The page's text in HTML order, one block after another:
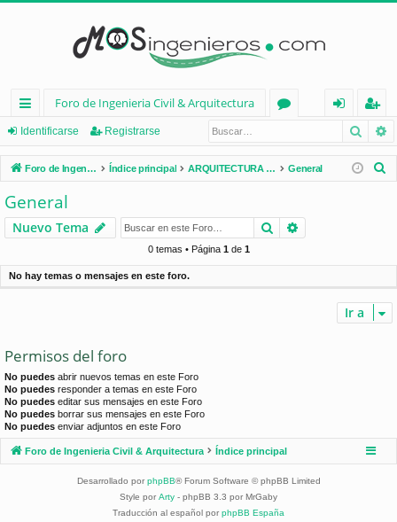
nl
ac
es
rá
pi
d
Foro de Ingenieria Civil & Arquitectura
os
nt
ifi
e
eg
ist
ra
Identificarse Registrarse
Foro de Ingenieria Civil & Arquitectura Índice principal ARQUITECTURA (España) General
r
General
Nuevo Tema Buscar
0 temas • Página 1de 1
No hay temas o mensajes en este foro.
Ir a
Permisos del foro
No puedes abrir nuevos temas en este Foro
No puedes responder a temas en este Foro
No puedes editar sus mensajes en este Foro
No puedes borrar sus mensajes en este Foro
No puedes enviar adjuntos en este Foro
Foro de Ingenieria Civil & Arquitectura Índice principal
Desarrollado por phpBB® Forum Software © phpBB Limited
Style por Arty - phpBB 3.3 por MrGaby
Traducción al español por phpBB España